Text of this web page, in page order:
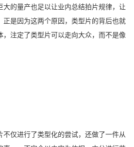
大的量产也足以让业内总结拍片规律，让
正是因为这两个原因，类型片的背后也就
，注定了类型片可以走向大众，而不是像
不仅进行了类型化的尝试，还做了一件从